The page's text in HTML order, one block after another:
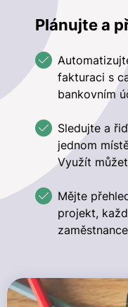
Plánujte a
fakturaci s
bankovním
Sledujte a
jednom
Využít
Mějte
projekt,